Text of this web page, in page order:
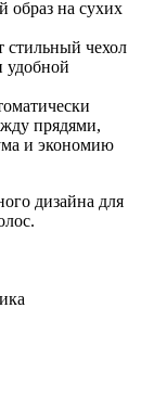
образ на сухих
стильный чехол
удобной
прядями,
и экономию
дизайна для